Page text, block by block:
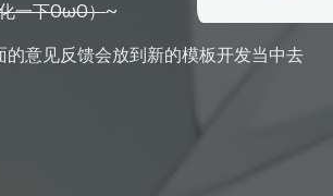
一下OωO）~
意见反馈会放到新的模板开发当中去